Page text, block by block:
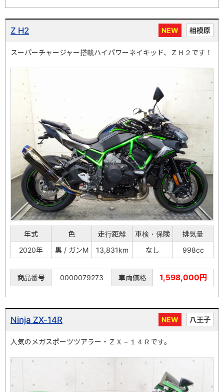
NEW 相模原
Z H2
スーパーチャージャー搭載ハイパワーネイキッド、ＺＨ２です！
年式 色 走行距離 車検・保険
排気量
2020年
黒 / ガンM 13,831km なし 998cc
商品番号 0000079273 車両価格 1,598,000円
NEW 八王子
Ninja ZX-14R
人気のメガスポーツツアラー・ＺＸ－１４Ｒです。